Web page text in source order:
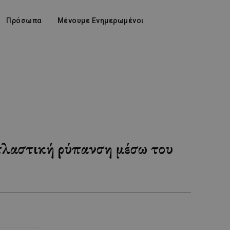
Πρόσωπα Μένουμε Ενημερωμένοι
ρύπανση μέσω του